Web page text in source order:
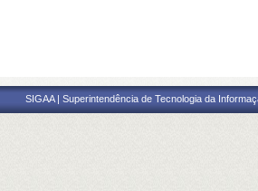
SIGAA | Superintendência de Tecnologia da